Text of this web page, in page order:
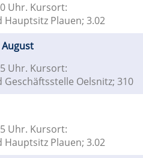
Uhr. Kursort:
Plauen; 3.02
Uhr. Kursort:
Oelsnitz; 310
Uhr. Kursort:
Plauen; 3.02